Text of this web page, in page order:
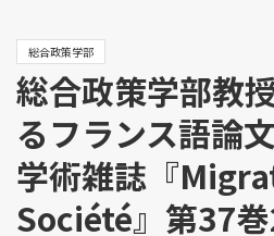
総合政策学部
総合政策学部教
るフランス語論
学術雑誌『
Société』第37